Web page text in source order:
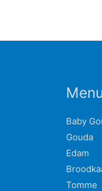
Baby
Gouda
Edam
Tomme